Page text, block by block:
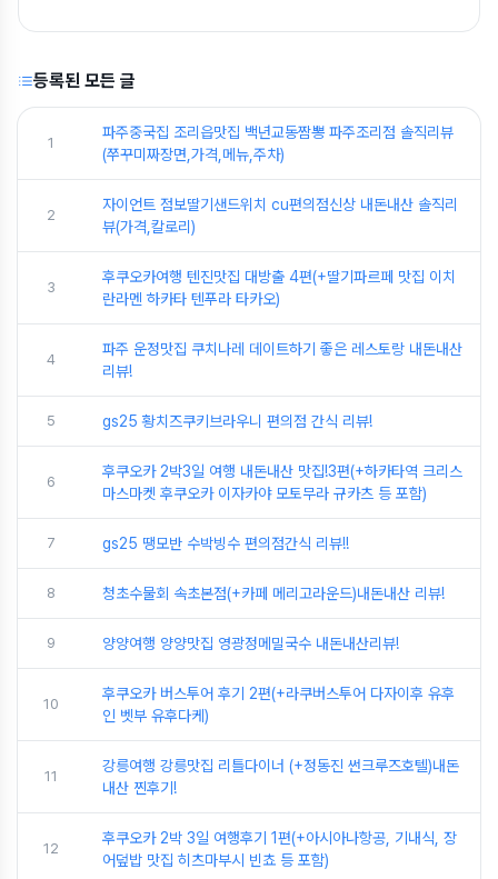
등록된 모든 글
1
파주중국집 조리읍맛집 백년교동짬뽕 파주조리점 솔직리뷰
(쭈꾸미짜장면,가격,메뉴,주차)
2
자이언트 점보딸기샌드위치 cu편의점신상 내돈내산 솔직리
뷰(가격,칼로리)
3
후쿠오카여행 텐진맛집 대방출 4편(+딸기파르페 맛집 이치
란라멘 하카타 텐푸라 타카오)
4
파주 운정맛집 쿠치나레 데이트하기 좋은 레스토랑 내돈내산
리뷰!
5 gs25 황치즈쿠키브라우니 편의점 간식 리뷰!
6
후쿠오카 2박3일 여행 내돈내산 맛집!3편(+하카타역 크리스
마스마켓 후쿠오카 이자카야 모토무라 규카츠 등 포함)
7 gs25 땡모반 수박빙수 편의점간식 리뷰!!
8 청초수물회 속초본점(+카페 메리고라운드)내돈내산 리뷰!
9 양양여행 양양맛집 영광정메밀국수 내돈내산리뷰!
10
후쿠오카 버스투어 후기 2편(+라쿠버스투어 다자이후 유후
인 벳부 유후다케)
11
강릉여행 강릉맛집 리틀다이너 (+정동진 썬크루즈호텔)내돈
내산 찐후기!
12
후쿠오카 2박 3일 여행후기 1편(+아시아나항공, 기내식, 장
어덮밥 맛집 히츠마부시 빈쵸 등 포함)